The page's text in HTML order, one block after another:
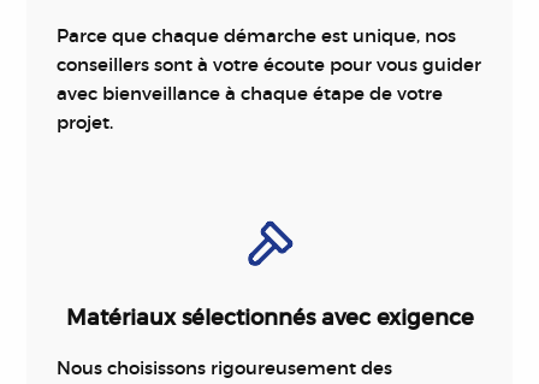
Parce que chaque démarche est unique, nos
conseillers sont à votre écoute pour vous guider
avec bienveillance à chaque étape de votre
projet.
Matériaux sélectionnés avec exigence
Nous choisissons rigoureusement des